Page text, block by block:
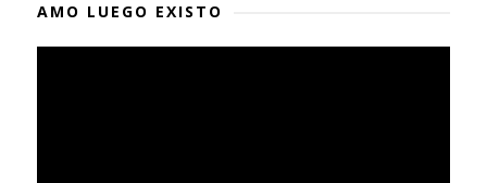
AMO LUEGO EXISTO